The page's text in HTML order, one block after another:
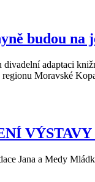
budou
divadelní adaptaci
regionu Moravské
VÝSTAVY
Jana a Medy